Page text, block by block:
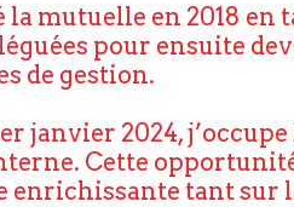
la mutuelle en 2018
pour ensuite
de gestion.
janvier 2024,
Cette
enrichissante tant sur